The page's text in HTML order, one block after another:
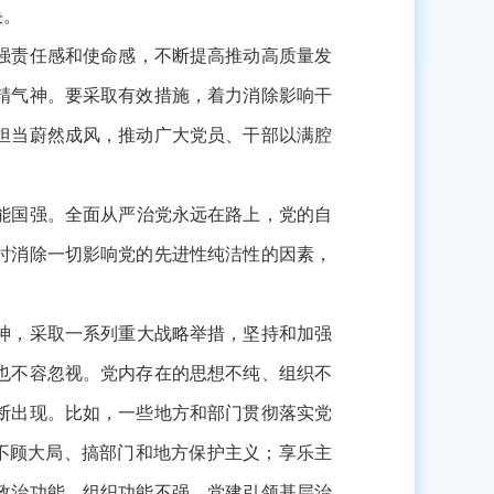
任感和使命感，不断提高推动高质量发
气神。要采取有效措施，着力消除影响干
当蔚然成风，推动广大党员、干部以满腔
国强。全面从严治党永远在路上，党的自
除一切影响党的先进性纯洁性的因素，
采取一系列重大战略举措，坚持和加强
容忽视。党内存在的思想不纯、组织不
现。比如，一些地方和部门贯彻落实党
顾大局、搞部门和地方保护主义；享乐主